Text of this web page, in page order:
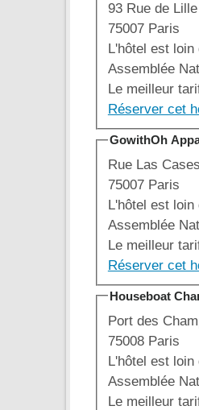
93 Rue de Lille
75007 Paris
L'hôtel est
Assemblée
Le meilleur
Réserver cet
GowithOh
Rue Las Cases
75007 Paris
L'hôtel est loin
Assemblée
Le meilleur
Réserver cet
Houseboat
Port des
75008 Paris
L'hôtel est loin
Assemblée
Le meilleur